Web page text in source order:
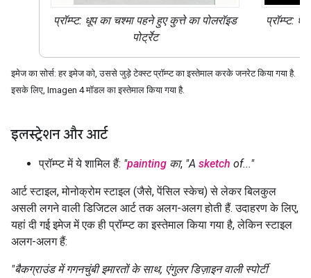
प्रॉम्प्ट: धूप का चश्मा पहने हुए कुत्ते कापोलरॉइड
पोर्ट्रेट
प्रॉम्प्ट:
इमेज का सोर्स: हर इमेज को, उससे जुड़े टेक्स्ट प्रॉम्प्ट का इस्तेमाल करके जनरेट किया गया है.
इसके लिए, Imagen 4 मॉडल का इस्तेमाल किया गया है.
इलस्ट्रेशन और आर्ट
प्रॉम्प्ट में ये शामिल हैं: "painting का, "A sketch of..."
आर्ट स्टाइल, मोनोक्रोम स्टाइल (जैसे, पेंसिल स्केच) से लेकर बिलकुल
असली लगने वाली डिजिटल आर्ट तक अलग-अलग होती हैं. उदाहरण के लिए,
यहां दी गई इमेज में एक ही प्रॉम्प्ट का इस्तेमाल किया गया है, लेकिन स्टाइल
अलग-अलग हैं:
"बैकग्राउंड में गगनचुंबी इमारतों के साथ, एंगुलर डिज़ाइन वाली स्पोर्टी